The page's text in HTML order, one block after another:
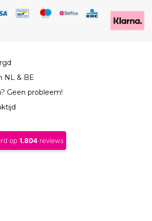
NL & BE
Geen probleem!